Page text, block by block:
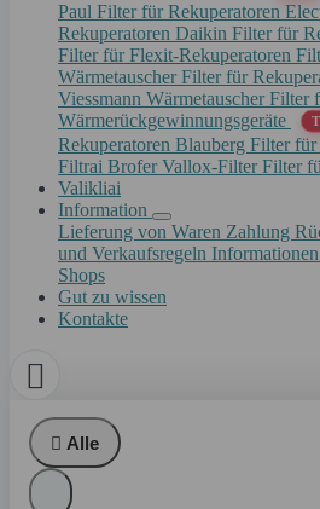
Paul Filter für Rekuperatoren
Rekuperatoren Daikin Filter für
Filter für Flexit-Rekuperatoren
Wärmetauscher Filter für
Viessmann Wärmetauscher Filter
Wärmerückgewinnungsgeräte
Rekuperatoren Blauberg Filter für
Filtrai Brofer Vallox-Filter Filter
Valikliai
Information
Lieferung von Waren Zahlung
und Verkaufsregeln
Shops
Gut zu wissen
Kontakte

 Alle